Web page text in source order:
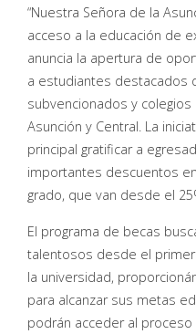
“Nuestra Señora de la
acceso a la educación de
anuncia la apertura de
a estudiantes destacados
subvencionados y
Asunción y Central. La
principal gratificar a
importantes descuentos
grado, que van desde el
El programa de becas
talentosos desde el
la universidad,
para alcanzar sus metas
podrán acceder al